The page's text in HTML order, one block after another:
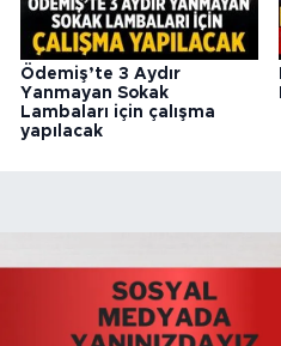
Ödemiş’te 3 Aydır
Yanmayan Sokak
Lambaları için çalışma
yapılacak